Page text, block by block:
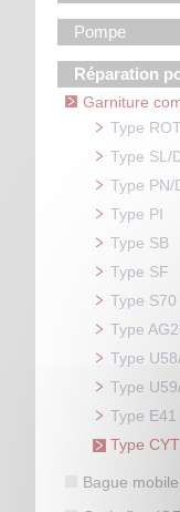
Pompe
Réparation
Garniture
Type ROT
Type SL/
Type PN/
Type PI
Type SB
Type SF
Type S70
Type
Type
Type
Type E41
Type
Bague